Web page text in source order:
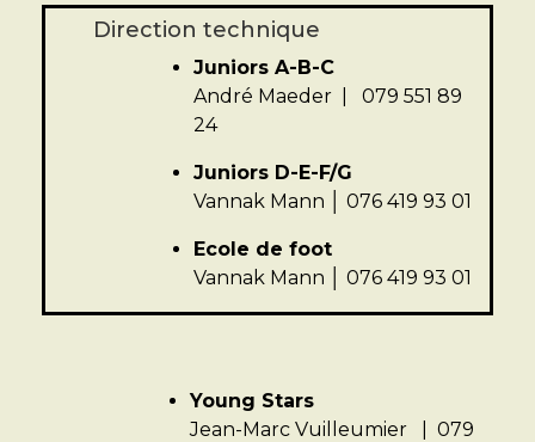
Direction technique
Juniors A-B-C
André Maeder | 079 551 89
24
Juniors D-E-F/G
Vannak Mann │ 076 419 93 01
Ecole de foot
Vannak Mann │ 076 419 93 01
Young Stars
Jean-Marc Vuilleumier | 079